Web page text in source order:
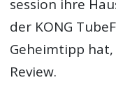
session ihre
der KONG
Geheimtipp
Review.